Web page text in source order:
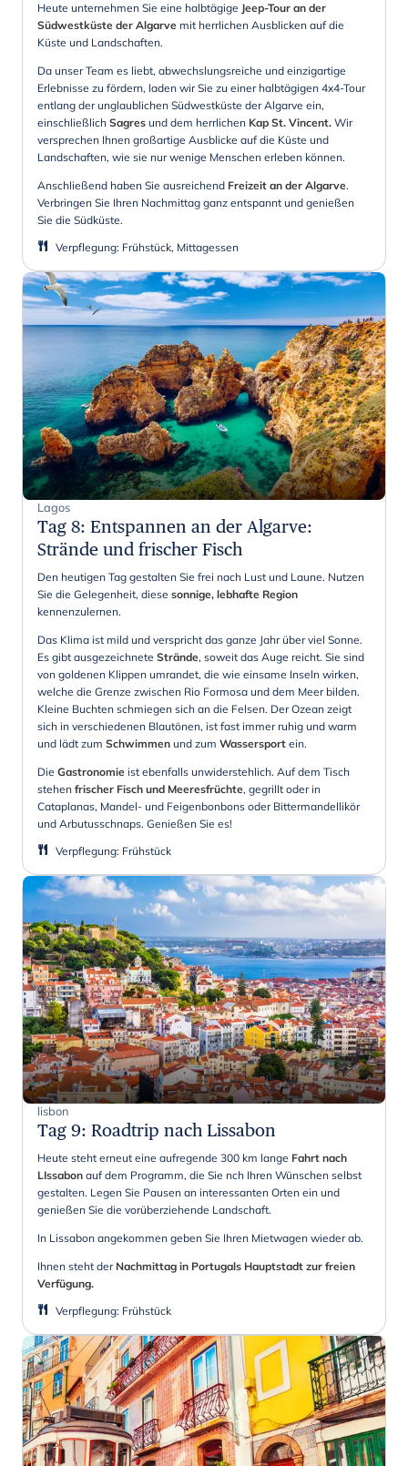
Heute unternehmen Sie eine halbtägige Jeep-Tour an der
Südwestküste der Algarve mit herrlichen Ausblicken auf die
Küste und Landschaften.
Da unser Team es liebt, abwechslungsreiche und einzigartige
Erlebnisse zu fördern, laden wir Sie zu einer halbtägigen 4x4-Tour
entlang der unglaublichen Südwestküste der Algarve ein,
einschließlich Sagres und dem herrlichen Kap St. Vincent. Wir
versprechen Ihnen großartige Ausblicke auf die Küste und
Landschaften, wie sie nur wenige Menschen erleben können.
Anschließend haben Sie ausreichend Freizeit an der Algarve.
Verbringen Sie Ihren Nachmittag ganz entspannt und genießen
Sie die Südküste.
Verpflegung: Frühstück, Mittagessen
Lagos
Tag 8: Entspannen an der Algarve:
Strände und frischer Fisch
Den heutigen Tag gestalten Sie frei nach Lust und Laune. Nutzen
Sie die Gelegenheit, diese sonnige, lebhafte Region
kennenzulernen.
Das Klima ist mild und verspricht das ganze Jahr über viel Sonne.
Es gibt ausgezeichnete Strände, soweit das Auge reicht. Sie sind
von goldenen Klippen umrandet, die wie einsame Inseln wirken,
welche die Grenze zwischen Rio Formosa und dem Meer bilden.
Kleine Buchten schmiegen sich an die Felsen. Der Ozean zeigt
sich in verschiedenen Blautönen, ist fast immer ruhig und warm
und lädt zum Schwimmen und zum Wassersport ein.
Die Gastronomie ist ebenfalls unwiderstehlich. Auf dem Tisch
stehen frischer Fisch und Meeresfrüchte, gegrillt oder in
Cataplanas, Mandel- und Feigenbonbons oder Bittermandellikör
und Arbutusschnaps. Genießen Sie es!
Verpflegung: Frühstück
lisbon
Tag 9: Roadtrip nach Lissabon
Heute steht erneut eine aufregende 300 km lange Fahrt nach
LIssabon auf dem Programm, die Sie nch Ihren Wünschen selbst
gestalten. Legen Sie Pausen an interessanten Orten ein und
genießen Sie die vorüberziehende Landschaft.
In Lissabon angekommen geben Sie Ihren Mietwagen wieder ab.
Ihnen steht der Nachmittag in Portugals Hauptstadt zur freien
Verfügung.
Verpflegung: Frühstück